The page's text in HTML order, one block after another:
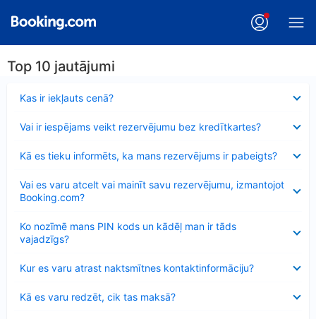
Top 10 jautājumi
Kas ir iekļauts cenā?
Vai ir iespējams veikt rezervējumu bez kredītkartes?
Kā es tieku informēts, ka mans rezervējums ir pabeigts?
Vai es varu atcelt vai mainīt savu rezervējumu, izmantojot
Booking.com?
Ko nozīmē mans PIN kods un kādēļ man ir tāds
vajadzīgs?
Kur es varu atrast naktsmītnes kontaktinformāciju?
Kā es varu redzēt, cik tas maksā?